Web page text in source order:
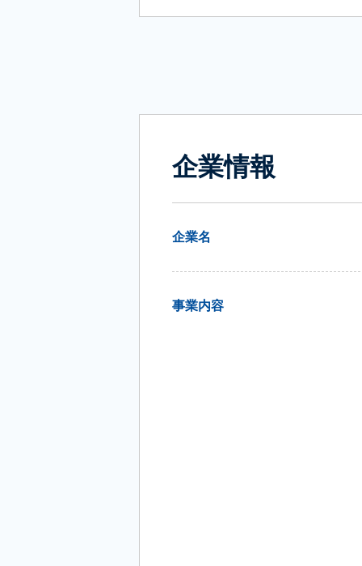
企業情報
企業名
事業内容